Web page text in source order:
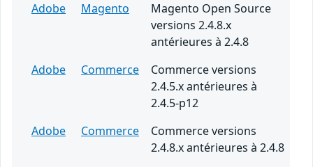
Adobe
Magento
Magento Open Source
versions 2.4.8.x
antérieures à 2.4.8
Adobe
Commerce
Commerce versions
2.4.5.x antérieures à
2.4.5-p12
Adobe
Commerce
Commerce versions
2.4.8.x antérieures à 2.4.8